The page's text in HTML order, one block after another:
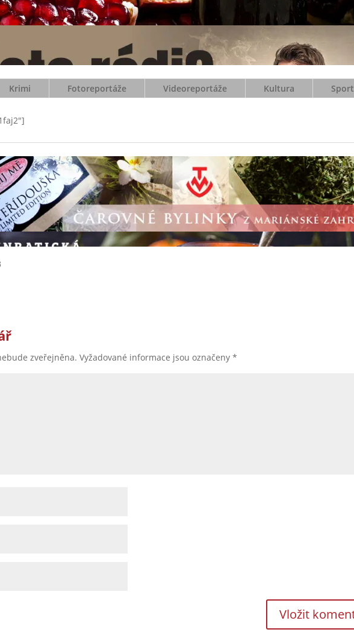
Krimi Fotoreportáže Videoreportáže Kultura Sport
zveřejněna. Vyžadované informace jsou označeny*